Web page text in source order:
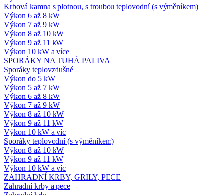
Krbová kamna s plotnou, s troubou teplovodní (s výměníkem)
Výkon 6 až 8 kW
Výkon 7 až 9 kW
Výkon 8 až 10 kW
Výkon 9 až 11 kW
Výkon 10 kW a více
SPORÁKY NA TUHÁ PALIVA
Sporáky teplovzdušné
Výkon do 5 kW
Výkon 5 až 7 kW
Výkon 6 až 8 kW
Výkon 7 až 9 kW
Výkon 8 až 10 kW
Výkon 9 až 11 kW
Výkon 10 kW a víc
Sporáky teplovodní (s výměníkem)
Výkon 8 až 10 kW
Výkon 9 až 11 kW
Výkon 10 kW a víc
ZAHRADNÍ KRBY, GRILY, PECE
Zahradní krby a pece